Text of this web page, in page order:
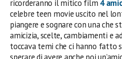
ricorderanno il mitico film 4
celebre teen movie uscito nel
piangere e sognare con una che
amicizia, scelte, cambiamenti e
toccava temi che ci hanno fatto